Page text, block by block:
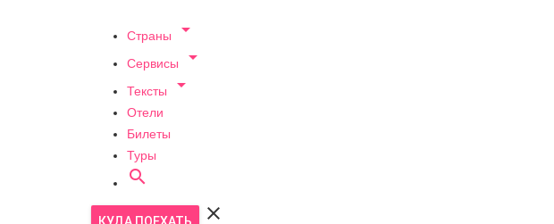
Страны 
Сервисы 
Тексты 
Отели
Билеты
Туры

КУДА ПОЕХАТЬ 